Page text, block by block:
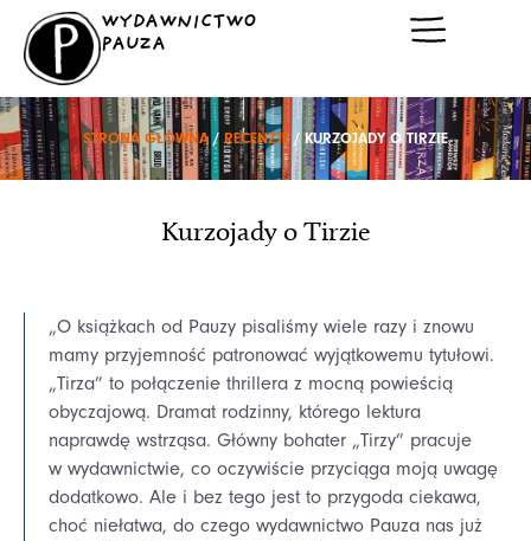
Przejdź
treści
WYDAWNICTWO
PAUZA
STRONA GŁÓWNA / RECENZJE / KURZOJADY O TIRZIE
Kurzojady o Tirzie
„O książkach od Pauzy pisaliśmy wiele razy i znowu
mamy przyjemność patronować wyjątkowemu tytułowi.
„Tirza” to połączenie thrillera z mocną powieścią
obyczajową. Dramat rodzinny, którego lektura
naprawdę wstrząsa. Główny bohater „Tirzy” pracuje
w wydawnictwie, co oczywiście przyciąga moją uwagę
dodatkowo. Ale i bez tego jest to przygoda ciekawa,
choć niełatwa, do czego wydawnictwo Pauza nas już